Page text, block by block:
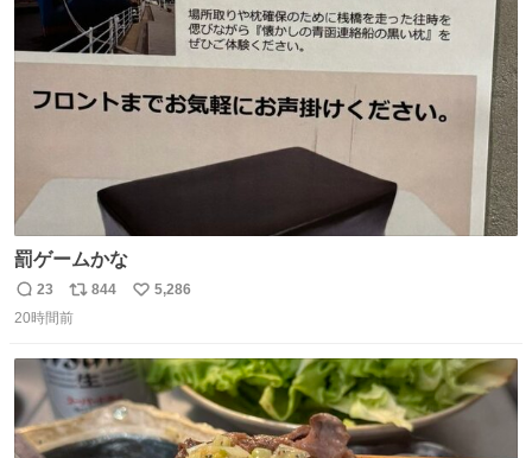
数
罰ゲームかな
返
信
23
リ
ポ
ト
数
844
い
数
5,286
20時間前